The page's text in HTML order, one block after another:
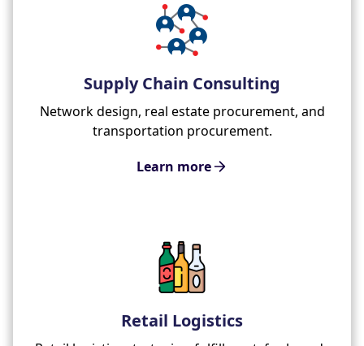
Supply Chain Consulting
Network design, real estate procurement, and
transportation procurement.
Learn more
Retail Logistics